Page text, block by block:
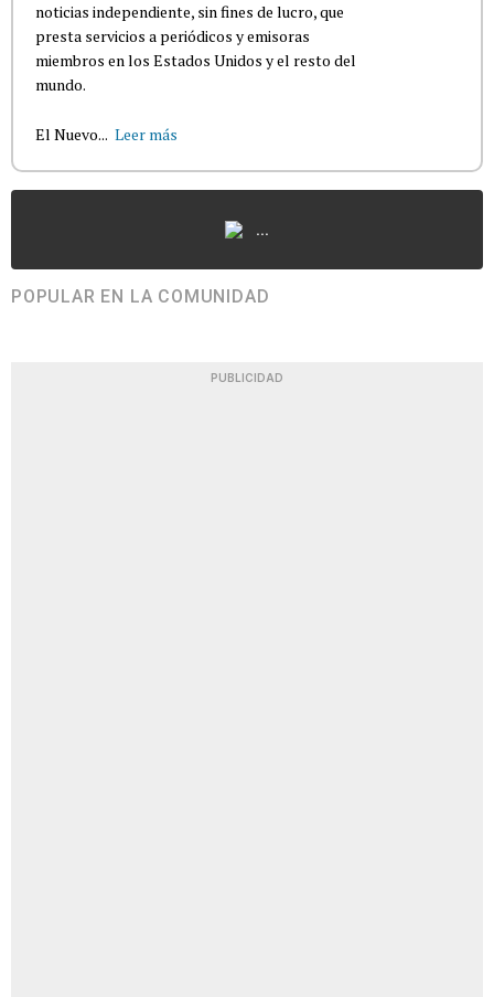
noticias independiente, sin fines de lucro, que
presta servicios a periódicos y emisoras
miembros en los Estados Unidos y el resto del
mundo.
El Nuevo... Leer más
...
POPULAR EN LA COMUNIDAD
PUBLICIDAD